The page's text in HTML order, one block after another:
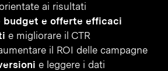
ai risultati
budget e offerte efficaci
e migliorare il CTR
il ROI delle campagne
e leggere i dati